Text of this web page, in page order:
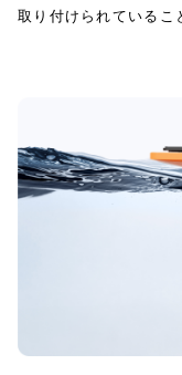
取り付けられているこ